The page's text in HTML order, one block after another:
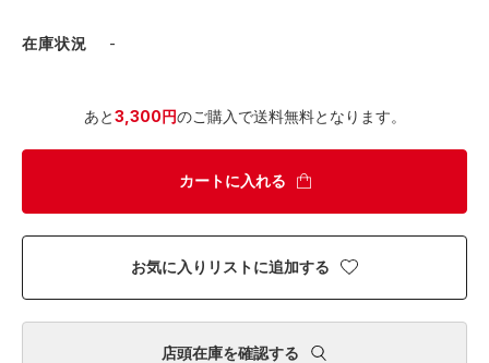
在庫状況 -
あと3,300円のご購入で送料無料となります。
カートに入れる
お気に入りリストに追加する
店頭在庫を確認する